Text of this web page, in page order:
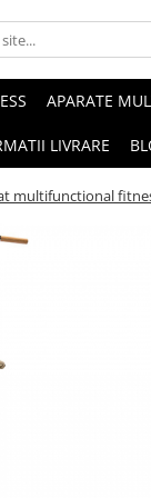
APARATE
LIVRARE
multifunctional